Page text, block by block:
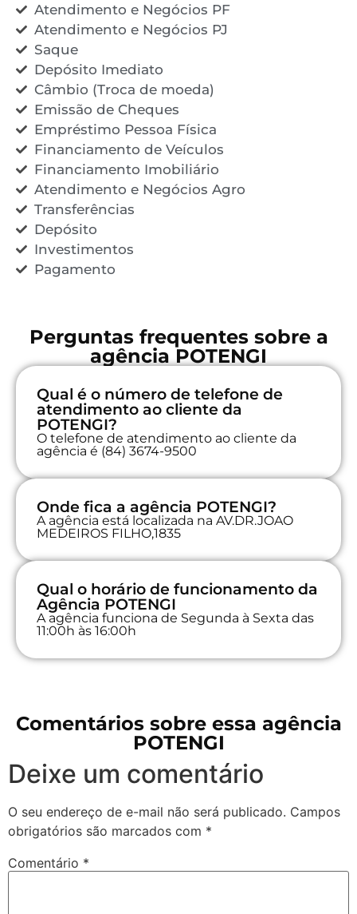
Atendimento e Negócios PF
Atendimento e Negócios PJ
Saque
Depósito Imediato
Câmbio (Troca de moeda)
Emissão de Cheques
Empréstimo Pessoa Física
Financiamento de Veículos
Financiamento Imobiliário
Atendimento e Negócios Agro
Transferências
Depósito
Investimentos
Pagamento
Perguntas frequentes sobre a
agência POTENGI
Qual é o número de telefone de
atendimento ao cliente da
POTENGI?
O telefone de atendimento ao cliente da
agência é (84) 3674-9500
Onde fica a agência POTENGI?
A agência está localizada na AV.DR.JOAO
MEDEIROS FILHO,1835
Qual o horário de funcionamento da
Agência POTENGI
A agência funciona de Segunda à Sexta das
11:00h às 16:00h
Comentários sobre essa agência
POTENGI
Deixe um comentário
O seu endereço de e-mail não será publicado. Campos
obrigatórios são marcados com *
Comentário *